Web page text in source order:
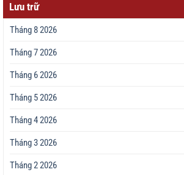
Lưu trữ
Tháng 8 2026
Tháng 7 2026
Tháng 6 2026
Tháng 5 2026
Tháng 4 2026
Tháng 3 2026
Tháng 2 2026